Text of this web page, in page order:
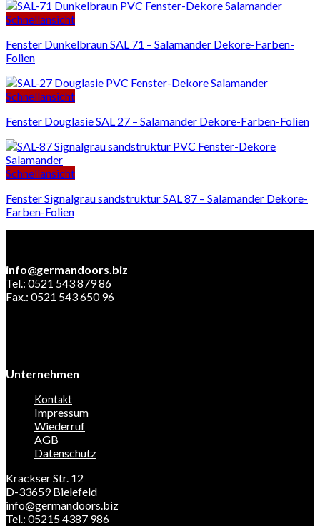
Schnellansicht
Fenster Dunkelbraun SAL 71 – Salamander Dekore-Farben-
Folien
Schnellansicht
Fenster Douglasie SAL 27 – Salamander Dekore-Farben-Folien
Schnellansicht
Fenster Signalgrau sandstruktur SAL 87 – Salamander Dekore-
Farben-Folien
info@germandoors.biz
Tel.: 0521 543 879 86
Fax.: 0521 543 650 96
Unternehmen
Kontakt
Impressum
Wiederruf
AGB
Datenschutz
Krackser Str. 12
D-33659 Bielefeld
info@germandoors.biz
Tel.: 05215 4387 986